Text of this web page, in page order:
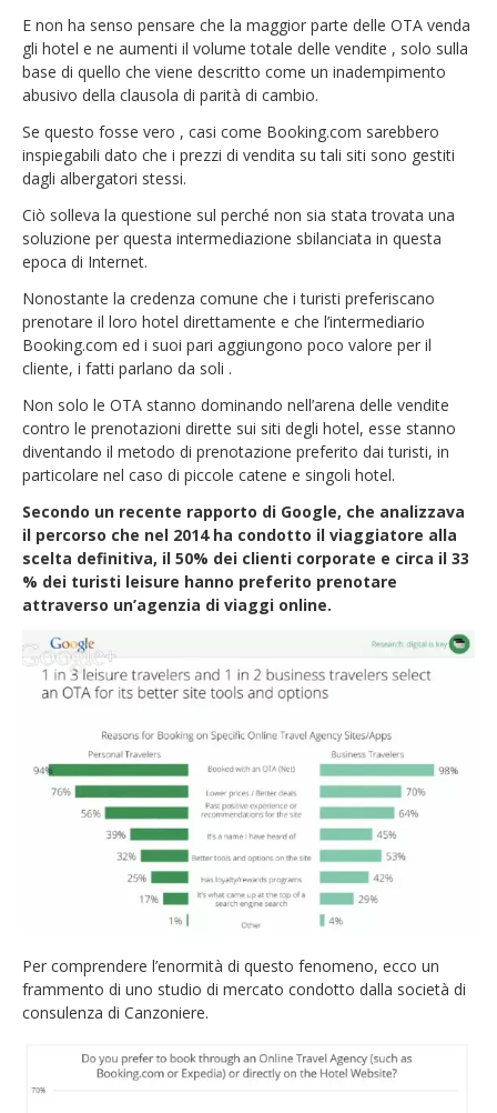
E non ha senso pensare che la maggior parte delle OTA venda
gli hotel e ne aumenti il volume totale delle vendite , solo sulla
base di quello che viene descritto come un inadempimento
abusivo della clausola di parità di cambio.
Se questo fosse vero , casi come Booking.com sarebbero
inspiegabili dato che i prezzi di vendita su tali siti sono gestiti
dagli albergatori stessi.
Ciò solleva la questione sul perché non sia stata trovata una
soluzione per questa intermediazione sbilanciata in questa
epoca di Internet.
Nonostante la credenza comune che i turisti preferiscano
prenotare il loro hotel direttamente e che l’intermediario
Booking.com ed i suoi pari aggiungono poco valore per il
cliente, i fatti parlano da soli .
Non solo le OTA stanno dominando nell’arena delle vendite
contro le prenotazioni dirette sui siti degli hotel, esse stanno
diventando il metodo di prenotazione preferito dai turisti, in
particolare nel caso di piccole catene e singoli hotel.
Secondo un recente rapporto di Google, che analizzava
il percorso che nel 2014 ha condotto il viaggiatore alla
scelta definitiva, il 50% dei clienti corporate e circa il 33
% dei turisti leisure hanno preferito prenotare
attraverso un’agenzia di viaggi online.
Per comprendere l’enormità di questo fenomeno, ecco un
frammento di uno studio di mercato condotto dalla società di
consulenza di Canzoniere.